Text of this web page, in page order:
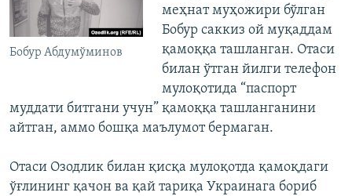
Бобур Абдумўминов
меҳнат муҳожири бўлган
Бобур саккиз ой муқаддам
қамоққа ташланган. Отаси
билан ўтган йилги телефон
мулоқотида “паспорт
муддати битгани учун” қамоққа ташланганини
айтган, аммо бошқа маълумот бермаган.
Отаси Озодлик билан қисқа мулоқотда қамоқдаги
ўғлининг қачон ва қай тариқа Украинага бориб